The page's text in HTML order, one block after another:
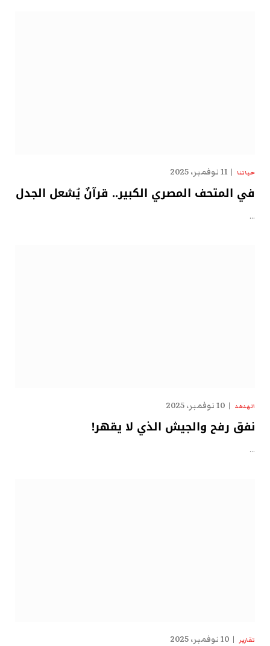
حياتنا 11 نوفمبر، 2025
في المتحف المصري الكبير.. قرآنٌ يُشعل الجدل
…
الهدهد 10 نوفمبر، 2025
نفق رفح والجيش الذي لا يقهر!
…
تقارير 10 نوفمبر، 2025